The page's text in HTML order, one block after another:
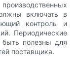
включать в
контроль и
Периодические
полезны для
поставщика.